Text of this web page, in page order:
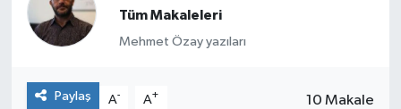
Tüm Makaleleri
Mehmet Özay yazıları
Paylaş A- A+ 10 Makale
Trafik Durumu
Süper Lig Puan Durumu ve Fikstür